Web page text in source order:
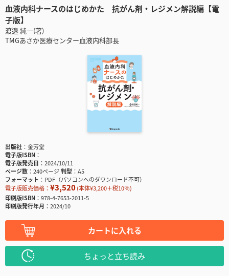
血液内科ナースのはじめかた 抗がん剤・レジメン解説編【電
子版】
渡邉 純一(著)
TMGあさか医療センター血液内科部長
出版社
金芳堂
電子版ISBN
電子版発売日
2024/10/11
ページ数
240ページ判型
A5
フォーマット
PDF（パソコンへのダウンロード不可）
電子版販売価格： ¥3,520(本体¥3,200＋税10％)
印刷版ISBN
978-4-7653-2011-5
印刷版発行年月
2024/10
カートに入れる
ちょっと立ち読み